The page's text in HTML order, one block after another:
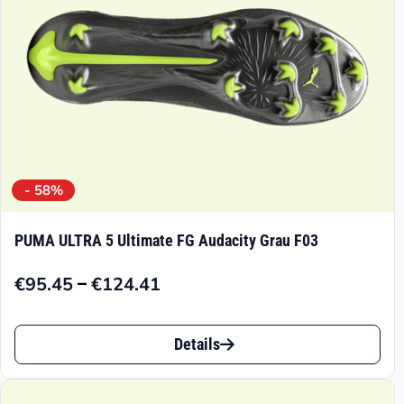
Produktseite
gewählt
werden
- 58%
PUMA ULTRA 5 Ultimate FG Audacity Grau F03
€95.45–€124.41
Preisspanne:
€124.41
Dieses
Produkt
Details